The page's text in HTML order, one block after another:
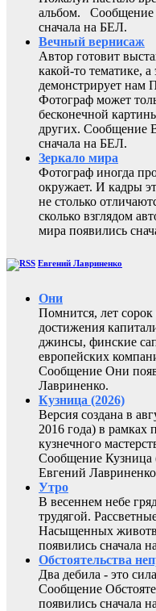
альбом. Сообщение
сначала на БЕЛ.
Вечный вернисаж
Автор готовит
какой-то тематике,
демонстрирует нам
Фотограф может
бесконечной
других. Сообщение
сначала на БЕЛ.
Зеркало мира
Фотограф иногда
окружает. И кадры
не столько
сколько взглядом
мира появились
Евгений Лавриненко
Они
Помнится, лет
достижения
джинсы, финские
европейских
Сообщение Они
Лавриненко.
Кузница (2026)
Версия создана в
2016 года) в
кузнечного
Сообщение Кузница
Евгений
Утро
В весеннем небе
трудягой.
Насыщенных
появились сначала
Обстоятельства
Два дебила - это
Сообщение
появились сначала